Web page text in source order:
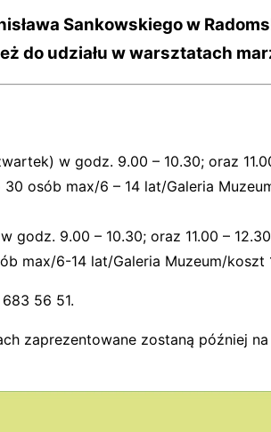
Sankowskiego w
do udziału w warsztatach
w godz. 9.00 – 10.30; oraz
osób max/6 – 14 lat/Galeria
godz. 9.00 – 10.30; oraz 11.00 –
max/6-14 lat/Galeria Muzeum/koszt
56 51.
zaprezentowane zostaną później